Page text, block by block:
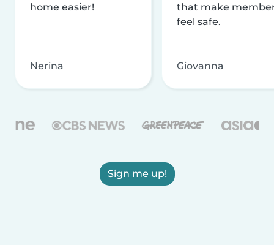
home easier!
Nerina
that make
feel safe.
Giovanna
Sign me up!